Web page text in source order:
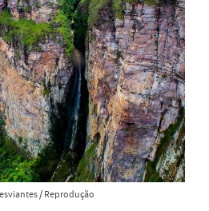
/ Reprodução